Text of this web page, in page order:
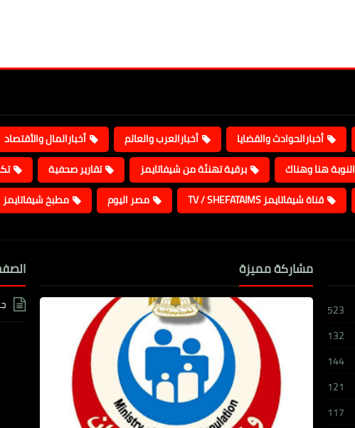
أخبارالحوادث والقضايا أخبارالعرب والعالم أخبارالمال والأقتصاد
النوبة هنا وهناك برقية تهنئة من شيفاتايمز تقارير صحفية
قناة شيفاتايمز TV / SHEFATAIMS مصر اليوم مطبخ شيفاتايمز
523
132
144
121
117
مشاركة مميزة